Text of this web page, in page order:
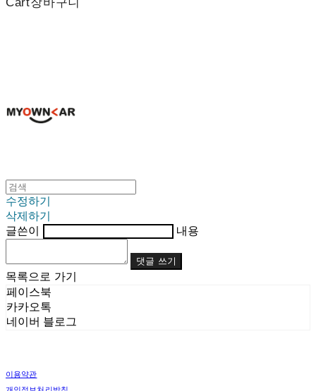
수정하기
삭제하기
글쓴이
내용
댓글 쓰기
목록으로 가기
페이스북
카카오톡
네이버 블로그
이용약관